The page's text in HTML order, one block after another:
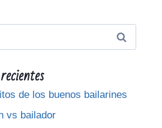
de los buenos bailarines
vs bailador